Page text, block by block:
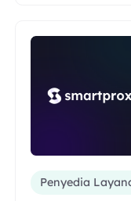
Penyedia